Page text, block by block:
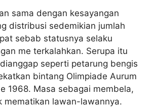
sama dengan kesayangan
distribusi sedemikian jumlah
sebab statusnya selaku
me terkalahkan. Serupa itu
seperti petarung bengis
bintang Olimpiade Aurum
1968. Masa sebagai membela,
mematikan lawan-lawannya.